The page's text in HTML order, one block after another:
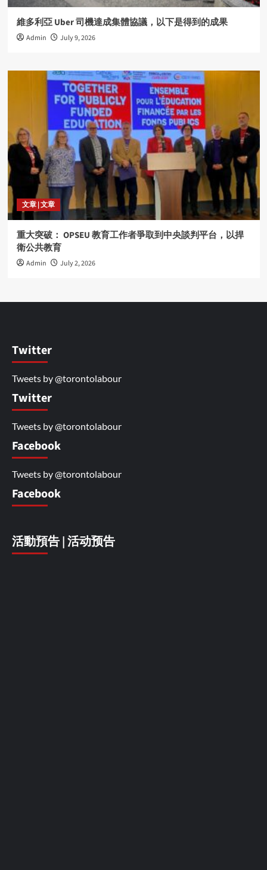
維多利亞 Uber 司機達成集體協議，以下是得到的成果
Admin July 9, 2026
文章 | 文章
重大突破： OPSEU 教育工作者爭取到中央談判平台，以捍
衛公共教育
Admin July 2, 2026
Twitter
Tweets by @torontolabour
Twitter
Tweets by @torontolabour
Facebook
Tweets by @torontolabour
Facebook
活動預告 | 活动预告